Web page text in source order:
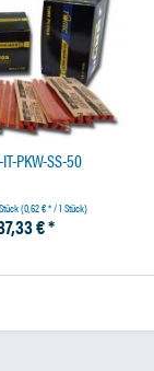
PKW-SS-50
(0,62 € * / 1 Stück)
€ *